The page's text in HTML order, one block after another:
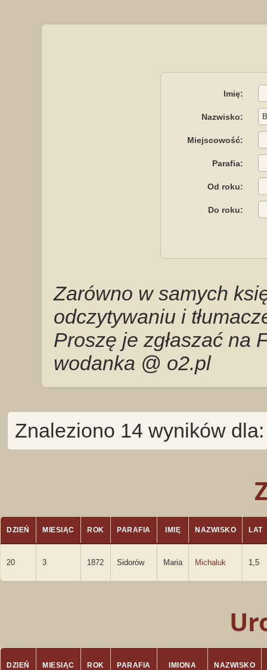
Imię:
Nazwisko:
Miejscowość:
Parafia:
Od roku:
Do roku:
Zarówno w samych
odczytywaniu i
Proszę je zgłaszać na
wodanka @ o2.pl
Znaleziono 14 wyników
DZIEŃ MIESIĄC ROK PARAFIA IMIĘ NAZWISKO LAT
20 3 1872 Sidorów Maria Michaluk 1,5
DZIEŃ MIESIĄC ROK PARAFIA IMIONA NAZWISKO